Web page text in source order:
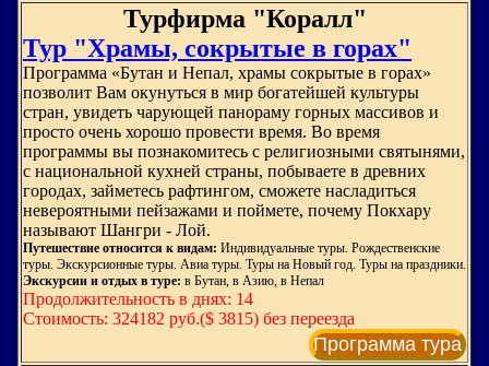
Турфирма "Коралл"
Тур "Храмы, сокрытые в горах"
Программа «Бутан и Непал, храмы сокрытые в горах»
позволит Вам окунуться в мир богатейшей культуры
стран, увидеть чарующей панораму горных массивов и
просто очень хорошо провести время. Во время
программы вы познакомитесь с религиозными святынями,
с национальной кухней страны, побываете в древних
городах, займетесь рафтингом, сможете насладиться
невероятными пейзажами и поймете, почему Покхару
называют Шангри - Лой.
Путешествие относится к видам: Индивидуальные туры. Рождественские
туры. Экскурсионные туры. Авиа туры. Туры на Новый год. Туры на праздники.
Экскурсии и отдых в туре: в Бутан, в Азию, в Непал
Продолжительность в днях: 14
Стоимость: 324182 руб.($ 3815) без переезда
Программа тура